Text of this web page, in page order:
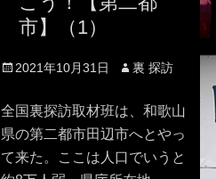
市】（1）
Posted
2021年10月31日 Author
裏 探訪
全国裏探訪取材班は、和歌山
県の第二都市田辺市へとやっ
て来た。ここは人口でいうと